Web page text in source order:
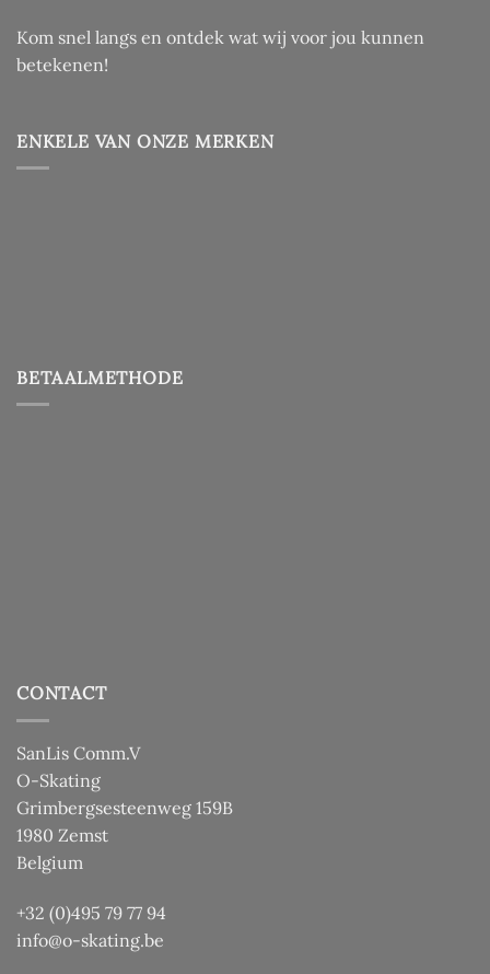
Kom snel langs en ontdek wat wij voor jou kunnen
betekenen!
ENKELE VAN ONZE MERKEN
BETAALMETHODE
CONTACT
SanLis Comm.V
O-Skating
Grimbergsesteenweg 159B
1980 Zemst
Belgium
+32 (0)495 79 77 94
info@o-skating.be